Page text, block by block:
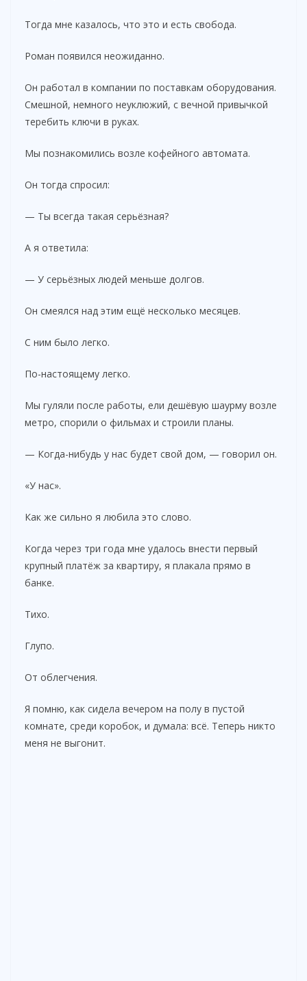
Тогда мне казалось, что это и есть свобода.
Роман появился неожиданно.
Он работал в компании по поставкам оборудования.
Смешной, немного неуклюжий, с вечной привычкой
теребить ключи в руках.
Мы познакомились возле кофейного автомата.
Он тогда спросил:
— Ты всегда такая серьёзная?
А я ответила:
— У серьёзных людей меньше долгов.
Он смеялся над этим ещё несколько месяцев.
С ним было легко.
По-настоящему легко.
Мы гуляли после работы, ели дешёвую шаурму возле
метро, спорили о фильмах и строили планы.
— Когда-нибудь у нас будет свой дом, — говорил он.
«У нас».
Как же сильно я любила это слово.
Когда через три года мне удалось внести первый
крупный платёж за квартиру, я плакала прямо в
банке.
Тихо.
Глупо.
От облегчения.
Я помню, как сидела вечером на полу в пустой
комнате, среди коробок, и думала: всё. Теперь никто
меня не выгонит.